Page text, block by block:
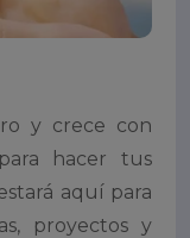
y crece con
hacer tus
aquí para
proyectos y